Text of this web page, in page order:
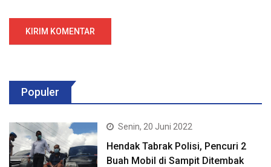
Populer
Senin, 20 Juni 2022
Hendak Tabrak Polisi, Pencuri 2
Buah Mobil di Sampit Ditembak